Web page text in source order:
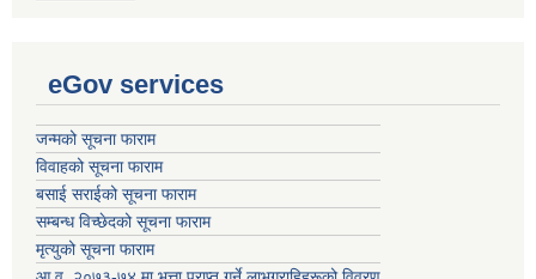
eGov services
जन्मको सूचना फाराम
विवाहको सूचना फाराम
बसाई सराईको सूचना फाराम
सम्बन्ध विच्छेदको सूचना फाराम
मृत्युको सूचना फाराम